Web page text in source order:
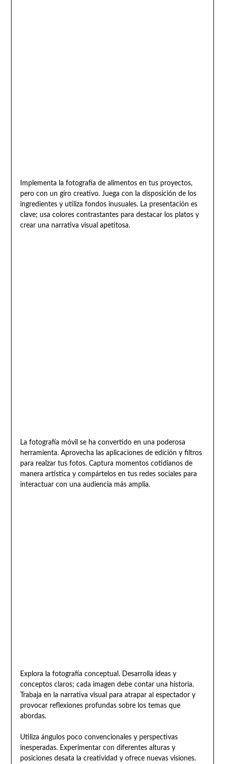
Implementa la fotografía de alimentos en tus proyectos,
pero con un giro creativo. Juega con la disposición de los
ingredientes y utiliza fondos inusuales. La presentación es
clave; usa colores contrastantes para destacar los platos y
crear una narrativa visual apetitosa.
La fotografía móvil se ha convertido en una poderosa
herramienta. Aprovecha las aplicaciones de edición y filtros
para realzar tus fotos. Captura momentos cotidianos de
manera artística y compártelos en tus redes sociales para
interactuar con una audiencia más amplia.
Explora la fotografía conceptual. Desarrolla ideas y
conceptos claros; cada imagen debe contar una historia.
Trabaja en la narrativa visual para atrapar al espectador y
provocar reflexiones profundas sobre los temas que
abordas.
Utiliza ángulos poco convencionales y perspectivas
inesperadas. Experimentar con diferentes alturas y
posiciones desata la creatividad y ofrece nuevas visiones.